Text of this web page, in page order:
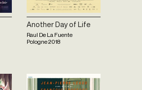
Another Day of Life
Raul De La Fuente
Pologne2018